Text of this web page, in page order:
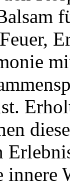
innere